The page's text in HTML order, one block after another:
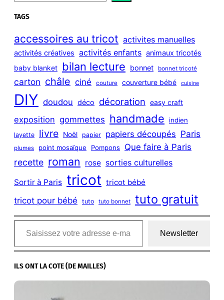
e
a
c
h
TAGS
accessoires au tricot activites manuelles
activités créatives activités enfants animaux tricotés
baby blanket bilan lecture bonnet bonnet tricoté
carton châle ciné couture couverture bébé cuisine
DIY doudou déco décoration easy craft
exposition gommettes handmade indien
layette livre Noël papier papiers découpés Paris
plumes point mosaïque Pompons Que faire à Paris
recette roman rose sorties culturelles
Sortir à Paris tricot tricot bébé
tricot pour bébé tuto tuto bonnet tuto gratuit
Saisissez votre adresse e-mail…
Newsletter
ILS ONT LA COTE (DE MAILLES)